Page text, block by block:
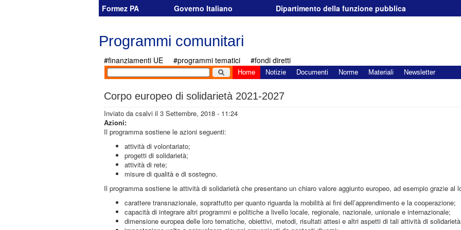
Formez PA Governo Italiano Dipartimento della funzione pubblica
Programmi comunitari
#finanziamenti UE #programmi tematici #fondi diretti
Home Notizie Documenti Norme Materiali Newsletter
Corpo europeo di solidarietà 2021-2027
Inviato da csalvi il 3 Settembre, 2018 - 11:24
Azioni:
Il programma sostiene le azioni seguenti:
attività di volontariato;
progetti di solidarietà;
attività di rete;
misure di qualità e di sostegno.
Il programma sostiene le attività di solidarietà che presentano un chiaro valore aggiunto europeo, ad esempio grazie al
carattere transnazionale, soprattutto per quanto riguarda la mobilità ai fini dell’apprendimento e la cooperazione;
capacità di integrare altri programmi e politiche a livello locale, regionale, nazionale, unionale e internazionale;
dimensione europea delle loro tematiche, obiettivi, metodi, risultati attesi e altri aspetti di tali attività di